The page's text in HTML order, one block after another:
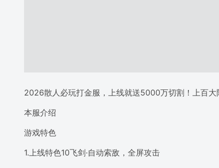
2026散人必玩打金服，上线就送5000万切割！上百大
本服介绍
游戏特色
1.上线特色10飞剑·自动索敌，全屏攻击